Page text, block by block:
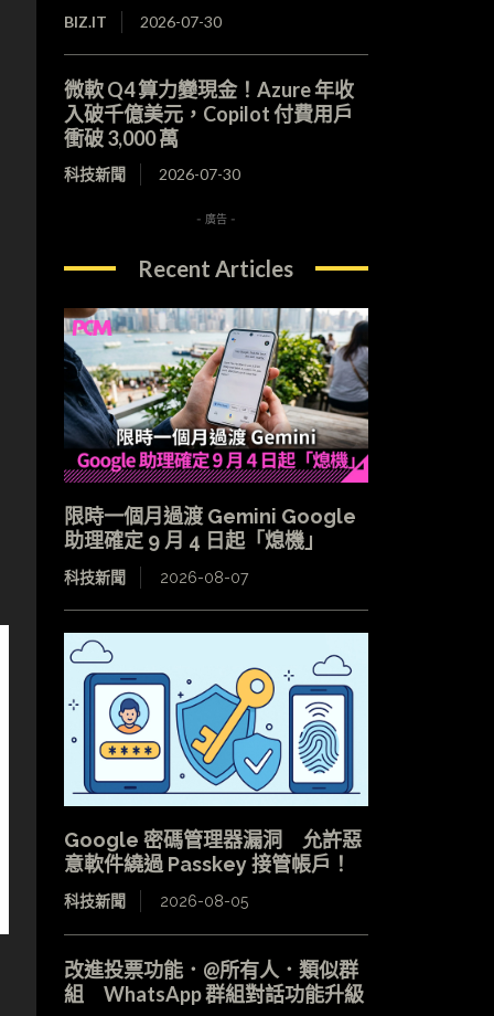
BIZ.IT 2026-07-30
微軟 Q4 算力變現金！Azure 年收
入破千億美元，Copilot 付費用戶
衝破 3,000 萬
科技新聞 2026-07-30
- 廣告 -
Recent Articles
限時一個月過渡 Gemini Google
助理確定 9 月 4 日起「熄機」
科技新聞 2026-08-07
Google 密碼管理器漏洞 允許惡
意軟件繞過 Passkey 接管帳戶！
科技新聞 2026-08-05
改進投票功能．@所有人．類似群
組 WhatsApp 群組對話功能升級